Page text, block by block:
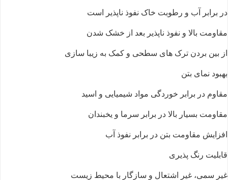
در برابر آب و رطوبت خاک نفوذ ناپذیر است
مقاومت بالا و نفوذ ناپذیر بعد از خشک شدن
از بین بردن ترک ‌های سطحی و کمک به زیبا سازی
بهبود نمای بتن
مقاوم در برابر خوردگی مواد شیمیایی و اسید
مقاومت بسیار بالا در برابر سرما و یخبندان
افزایش مقاومت بتن در برابر نفوذ آب
قابلیت رنگ ‌پذیری
غیر سمی، غیر اشتعال و سازگار با محیط زیست